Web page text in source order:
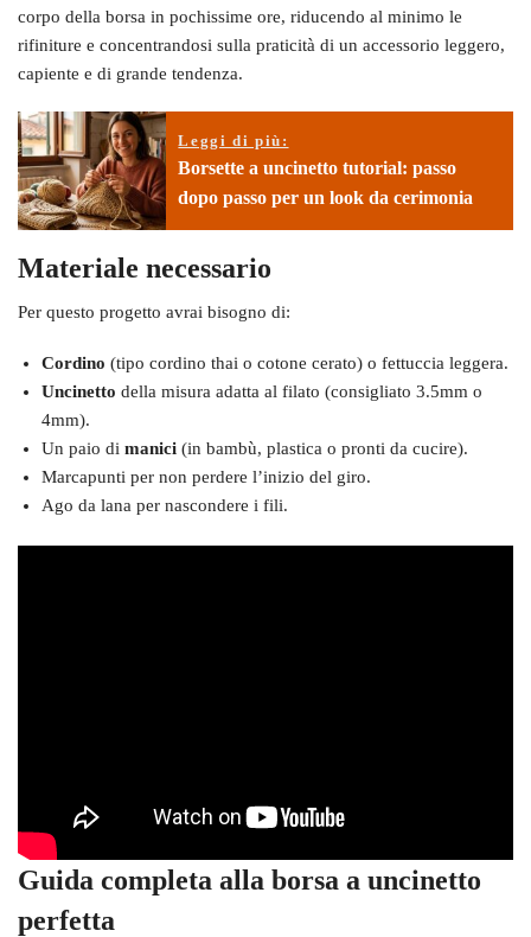
corpo della borsa in pochissime ore, riducendo al minimo le
rifiniture e concentrandosi sulla praticità di un accessorio leggero,
capiente e di grande tendenza.
Leggi di più:
Borsette a uncinetto tutorial: passo
dopo passo per un look da cerimonia
Materiale necessario
Per questo progetto avrai bisogno di:
Cordino (tipo cordino thai o cotone cerato) o fettuccia leggera.
Uncinetto della misura adatta al filato (consigliato 3.5mm o
4mm).
Un paio di manici (in bambù, plastica o pronti da cucire).
Marcapunti per non perdere l’inizio del giro.
Ago da lana per nascondere i fili.
Guida completa alla borsa a uncinetto
perfetta